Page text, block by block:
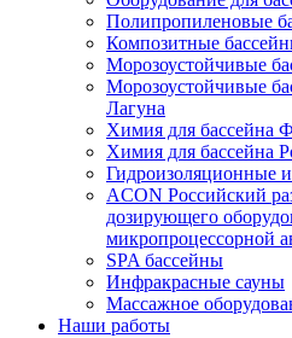
Полипропиленовые
Композитные
Морозоустойчивые
Морозоустойчивые
Лагуна
Химия для бассейна
Химия для бассейна
Гидроизоляционные
ACON Российский
дозирующего
микропроцессорной
SPA бассейны
Инфракрасные сауны
Массажное
Наши работы